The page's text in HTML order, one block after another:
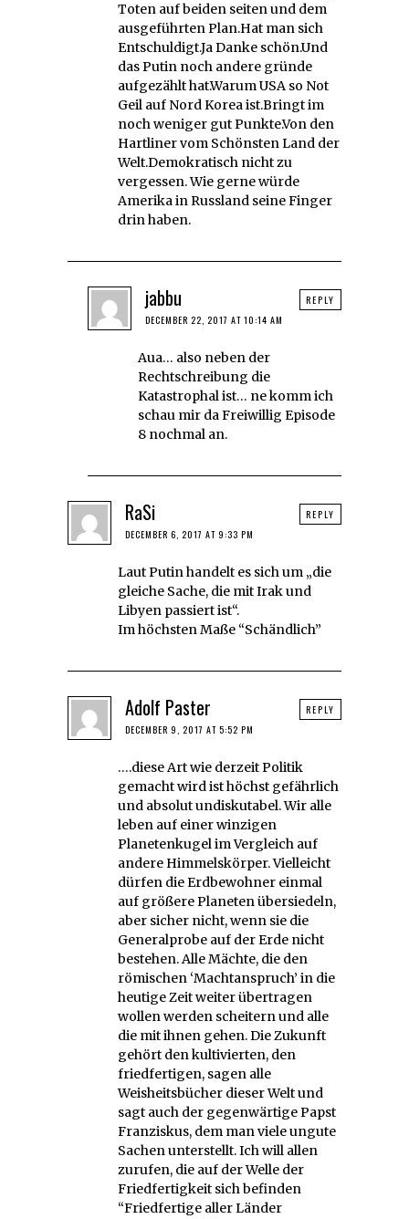
Toten auf beiden seiten und dem
ausgeführten Plan.Hat man sich
Entschuldigt.Ja Danke schön.Und
das Putin noch andere gründe
aufgezählt hat.Warum USA so Not
Geil auf Nord Korea ist.Bringt im
noch weniger gut Punkte.Von den
Hartliner vom Schönsten Land der
Welt.Demokratisch nicht zu
vergessen. Wie gerne würde
Amerika in Russland seine Finger
drin haben.
jabbu
DECEMBER 22, 2017 AT 10:14 AM
Aua… also neben der
Rechtschreibung die
Katastrophal ist… ne komm ich
schau mir da Freiwillig Episode
8 nochmal an.
REPLY
RaSi
DECEMBER 6, 2017 AT 9:33 PM
Laut Putin handelt es sich um „die
gleiche Sache, die mit Irak und
Libyen passiert ist“.
Im höchsten Maße “Schändlich”
REPLY
Adolf Paster
DECEMBER 9, 2017 AT 5:52 PM
….diese Art wie derzeit Politik
gemacht wird ist höchst gefährlich
und absolut undiskutabel. Wir alle
leben auf einer winzigen
Planetenkugel im Vergleich auf
andere Himmelskörper. Vielleicht
dürfen die Erdbewohner einmal
auf größere Planeten übersiedeln,
aber sicher nicht, wenn sie die
Generalprobe auf der Erde nicht
bestehen. Alle Mächte, die den
römischen ‘Machtanspruch’ in die
heutige Zeit weiter übertragen
wollen werden scheitern und alle
die mit ihnen gehen. Die Zukunft
gehört den kultivierten, den
friedfertigen, sagen alle
Weisheitsbücher dieser Welt und
sagt auch der gegenwärtige Papst
Franziskus, dem man viele ungute
Sachen unterstellt. Ich will allen
zurufen, die auf der Welle der
Friedfertigkeit sich befinden
“Friedfertige aller Länder
REPLY